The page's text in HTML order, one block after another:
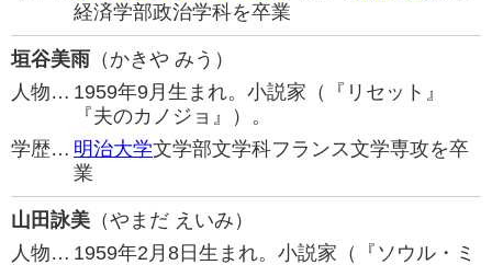
経済学部政治学科を卒業
垣谷美雨 （かきや みう）
人物… 1959年9月生まれ。小説家（『リセット』
『夫のカノジョ』）。
学歴… 明治大学文学部文学科フランス文学専攻を卒
業
山田詠美 （やまだ えいみ）
人物… 1959年2月8日生まれ。小説家（『ソウル・ミ